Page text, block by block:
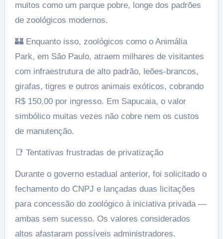
muitos como um parque pobre, longe dos padrões
de zoológicos modernos.
🏰 Enquanto isso, zoológicos como o Animália
Park, em São Paulo, atraem milhares de visitantes
com infraestrutura de alto padrão, leões-brancos,
girafas, tigres e outros animais exóticos, cobrando
R$ 150,00 por ingresso. Em Sapucaia, o valor
simbólico muitas vezes não cobre nem os custos
de manutenção.
📑 Tentativas frustradas de privatização
Durante o governo estadual anterior, foi solicitado o
fechamento do CNPJ e lançadas duas licitações
para concessão do zoológico à iniciativa privada —
ambas sem sucesso. Os valores considerados
altos afastaram possíveis administradores.